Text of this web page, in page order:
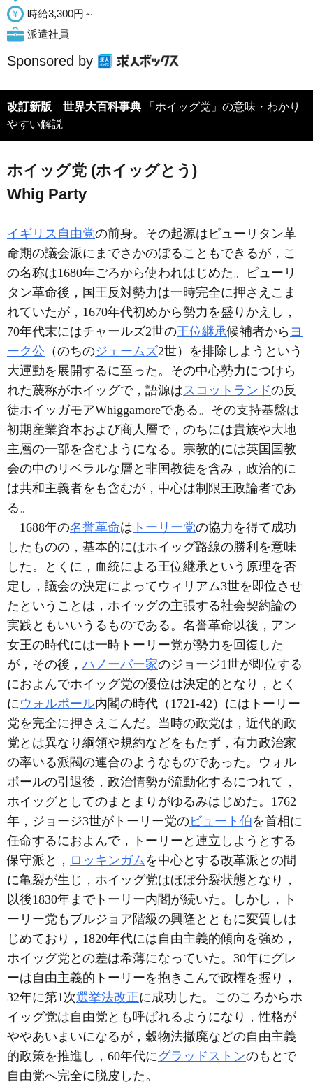
時給3,300円～
派遣社員
Sponsored by
改訂新版 世界大百科事典 「ホイッグ党」の意味・わかり
やすい解説
ホイッグ党 (ホイッグとう)
Whig Party
イギリス自由党の前身。その起源はピューリタン革
命期の議会派にまでさかのぼることもできるが，こ
の名称は1680年ごろから使われはじめた。ピューリ
タン革命後，国王反対勢力は一時完全に押さえこま
れていたが，1670年代初めから勢力を盛りかえし，
70年代末にはチャールズ2世の王位継承候補者から ヨ
ーク公 （のちのジェームズ2世）を排除しようという
大運動を展開するに至った。その中心勢力につけら
れた蔑称がホイッグで，語源はスコットランドの反
徒ホイッガモアWhiggamoreである。その支持基盤は
初期産業資本および商人層で，のちには貴族や大地
主層の一部を含むようになる。宗教的には英国国教
会の中のリベラルな層と非国教徒を含み，政治的に
は共和主義者をも含むが，中心は制限王政論者であ
る。
1688年の名誉革命は トーリー党の協力を得て成功
したものの，基本的にはホイッグ路線の勝利を意味
した。とくに，血統による王位継承という原理を否
定し，議会の決定によってウィリアム3世を即位させ
たということは，ホイッグの主張する社会契約論の
実践ともいいうるものである。名誉革命以後，アン
女王の時代には一時トーリー党が勢力を回復した
が，その後， ハノーバー家のジョージ1世が即位する
におよんでホイッグ党の優位は決定的となり，とく
にウォルポール内閣の時代（1721-42）にはトーリー
党を完全に押さえこんだ。当時の政党は，近代的政
党とは異なり綱領や規約などをもたず，有力政治家
の率いる派閥の連合のようなものであった。ウォル
ポールの引退後，政治情勢が流動化するにつれて，
ホイッグとしてのまとまりがゆるみはじめた。1762
年，ジョージ3世がトーリー党のビュート伯を首相に
任命するにおよんで，トーリーと連立しようとする
保守派と， ロッキンガムを中心とする改革派との間
に亀裂が生じ，ホイッグ党はほぼ分裂状態となり，
以後1830年までトーリー内閣が続いた。しかし，ト
ーリー党もブルジョア階級の興隆とともに変質しは
じめており，1820年代には自由主義的傾向を強め，
ホイッグ党との差は希薄になっていた。30年にグレ
ーは自由主義的トーリーを抱きこんで政権を握り，
32年に第1次選挙法改正に成功した。このころからホ
イッグ党は自由党とも呼ばれるようになり，性格が
ややあいまいになるが，穀物法撤廃などの自由主義
的政策を推進し，60年代にグラッドストンのもとで
自由党へ完全に脱皮した。